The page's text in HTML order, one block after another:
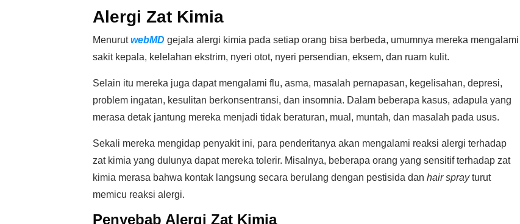
Alergi Zat Kimia
MenurutwebMD gejala alergi kimia pada setiap orang bisa berbeda, umumnya mereka mengalami
sakit kepala, kelelahan ekstrim, nyeri otot, nyeri persendian, eksem, dan ruam kulit.
Selain itu mereka juga dapat mengalami flu, asma, masalah pernapasan, kegelisahan, depresi,
problem ingatan, kesulitan berkonsentransi, dan insomnia. Dalam beberapa kasus, adapula yang
merasa detak jantung mereka menjadi tidak beraturan, mual, muntah, dan masalah pada usus.
Sekali mereka mengidap penyakit ini, para penderitanya akan mengalami reaksi alergi terhadap
zat kimia yang dulunya dapat mereka tolerir. Misalnya, beberapa orang yang sensitif terhadap zat
kimia merasa bahwa kontak langsung secara berulang dengan pestisida dan hair sprayturut
memicu reaksi alergi.
Penyebab Alergi Zat Kimia